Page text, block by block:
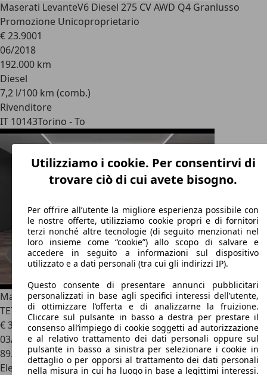
Maserati LevanteV6 Diesel 275 CV AWD Q4 Granlusso
Promozione Unicoproprietario
€ 23.9001
06/2018
192.000 km
Diesel
7,2 l/100 km (comb.)
Rivenditore
IT 10143Torino - To
Maserati LevanteMHEV 330 CV AWD GT - PELLE, TELE,
TETTO
€ 34.9801
03/2022
89.943 km
Elettrica/Benzina
Utilizziamo i cookie. Per consentirvi di
trovare ciò di cui avete bisogno.
Per offrire all’utente la migliore esperienza possibile con
le nostre offerte, utilizziamo cookie propri e di fornitori
terzi nonché altre tecnologie (di seguito menzionati nel
loro insieme come “cookie”) allo scopo di salvare e
accedere in seguito a informazioni sul dispositivo
utilizzato e a dati personali (tra cui gli indirizzi IP).
Questo consente di presentare annunci pubblicitari
personalizzati in base agli specifici interessi dell’utente,
di ottimizzare l’offerta e di analizzarne la fruizione.
Cliccare sul pulsante in basso a destra per prestare il
consenso all’impiego di cookie soggetti ad autorizzazione
e al relativo trattamento dei dati personali oppure sul
pulsante in basso a sinistra per selezionare i cookie in
dettaglio o per opporsi al trattamento dei dati personali
nella misura in cui ha luogo in base a legittimi interessi.